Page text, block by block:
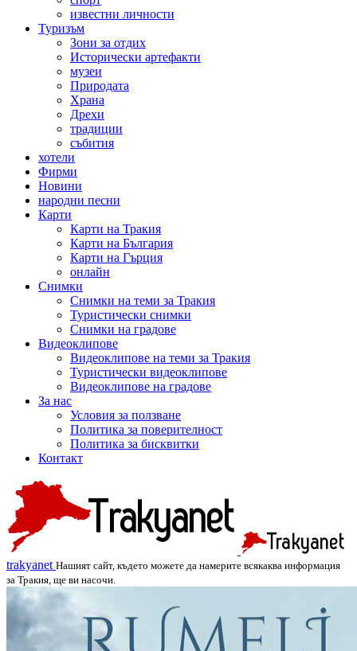
известни личности
Туризъм
Зони за отдих
Исторически артефакти
музеи
Природата
Храна
Дрехи
традиции
събития
хотели
Фирми
Новини
народни песни
Карти
Карти на Тракия
Карти на България
Карти на Гърция
онлайн
Снимки
Снимки на теми за Тракия
Туристически снимки
Снимки на градове
Видеоклипове
Видеоклипове на теми за Тракия
Туристически видеоклипове
Видеоклипове на градове
За нас
Условия за ползване
Политика за поверителност
Политика за бисквитки
Контакт
trakyanet Нашият сайт, където можете да намерите всякаква информация
за Тракия, ще ви насочи.